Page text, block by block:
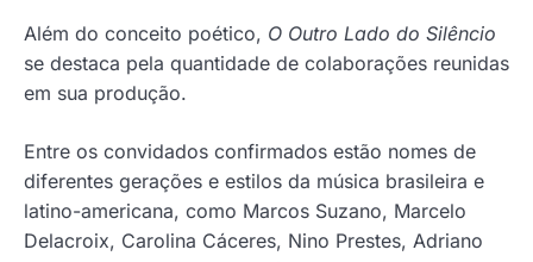
Além do conceito poético, O Outro Lado do Silêncio
se destaca pela quantidade de colaborações reunidas
em sua produção.
Entre os convidados confirmados estão nomes de
diferentes gerações e estilos da música brasileira e
latino-americana, como Marcos Suzano, Marcelo
Delacroix, Carolina Cáceres, Nino Prestes, Adriano